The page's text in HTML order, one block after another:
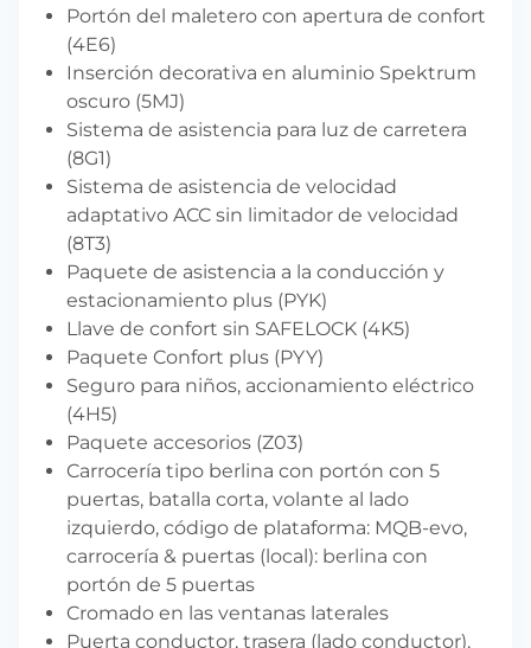
Portón del maletero con apertura de confort
(4E6)
Inserción decorativa en aluminio Spektrum
oscuro (5MJ)
Sistema de asistencia para luz de carretera
(8G1)
Sistema de asistencia de velocidad
adaptativo ACC sin limitador de velocidad
(8T3)
Paquete de asistencia a la conducción y
estacionamiento plus (PYK)
Llave de confort sin SAFELOCK (4K5)
Paquete Confort plus (PYY)
Seguro para niños, accionamiento eléctrico
(4H5)
Paquete accesorios (Z03)
Carrocería tipo berlina con portón con 5
puertas, batalla corta, volante al lado
izquierdo, código de plataforma: MQB-evo,
carrocería & puertas (local): berlina con
portón de 5 puertas
Cromado en las ventanas laterales
Puerta conductor, trasera (lado conductor),